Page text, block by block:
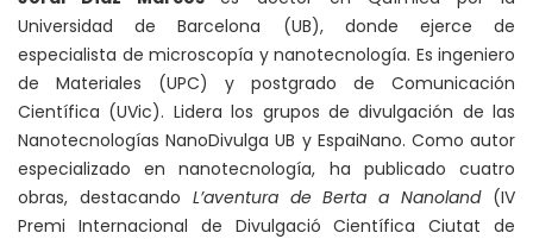
Universidad de Barcelona (UB), donde ejerce de
especialista de microscopía y nanotecnología. Es ingeniero
de Materiales (UPC) y postgrado de Comunicación
Científica (UVic). Lidera los grupos de divulgación de las
Nanotecnologías NanoDivulga UB y EspaiNano. Como autor
especializado en nanotecnología, ha publicado cuatro
obras, destacando L’aventura de Berta a Nanoland(IV
Premi Internacional de Divulgació Científica Ciutat de